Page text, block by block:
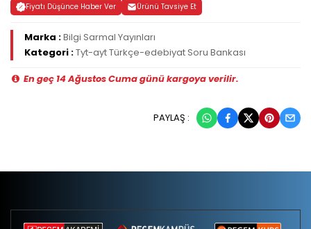
Fiyatı Düşünce Haber Ver Ürünü Tavsiye Et
Marka :Bilgi Sarmal Yayınları
Kategori :Tyt-ayt Türkçe-edebiyat Soru Bankası
En geç 14 Ağustos Cuma günü kargoya verilir.
PAYLAŞ :